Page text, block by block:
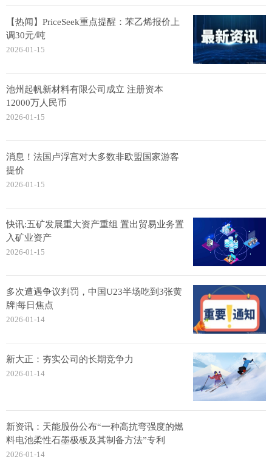
【热闻】PriceSeek重点提醒：苯乙烯报价上
调30元/吨
2026-01-15
池州起帆新材料有限公司成立 注册资本
12000万人民币
2026-01-15
消息！法国卢浮宫对大多数非欧盟国家游客
提价
2026-01-15
快讯:五矿发展重大资产重组 置出贸易业务置
入矿业资产
2026-01-15
多次遭遇争议判罚，中国U23半场吃到3张黄
牌|每日焦点
2026-01-14
新大正：夯实公司的长期竞争力
2026-01-14
新资讯：天能股份公布“一种高抗弯强度的燃
料电池柔性石墨极板及其制备方法”专利
2026-01-14